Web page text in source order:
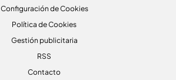
Configuración de Cookies
Política de Cookies
Gestión publicitaria
RSS
Contacto